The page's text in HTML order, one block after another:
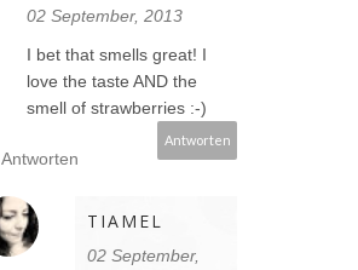
02 September, 2013
I bet that smells great! I
love the taste AND the
smell of strawberries :-)
Antworten
Antworten
TIAMEL
02 September,